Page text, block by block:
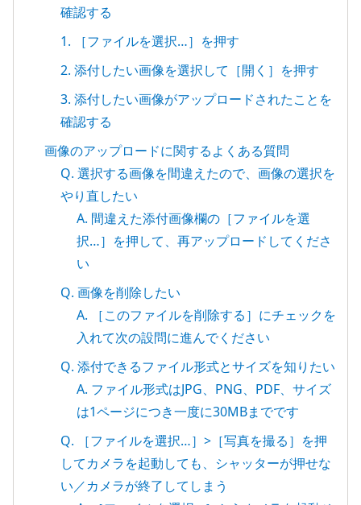
確認する
1. ［ファイルを選択…］を押す
2. 添付したい画像を選択して［開く］を押す
3. 添付したい画像がアップロードされたことを
確認する
画像のアップロードに関するよくある質問
Q. 選択する画像を間違えたので、画像の選択を
やり直したい
A. 間違えた添付画像欄の［ファイルを選
択…］を押して、再アップロードしてくださ
い
Q. 画像を削除したい
A. ［このファイルを削除する］にチェックを
入れて次の設問に進んでください
Q. 添付できるファイル形式とサイズを知りたい
A. ファイル形式はJPG、PNG、PDF、サイズ
は1ページにつき一度に30MBまでです
Q. ［ファイルを選択…］>［写真を撮る］を押
してカメラを起動しても、シャッターが押せな
い／カメラが終了してしまう